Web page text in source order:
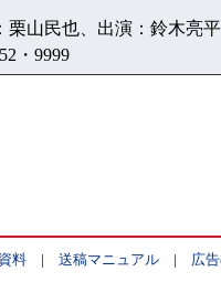
山民也、出演：鈴木亮
・9999
料| 送稿マニュアル| 広